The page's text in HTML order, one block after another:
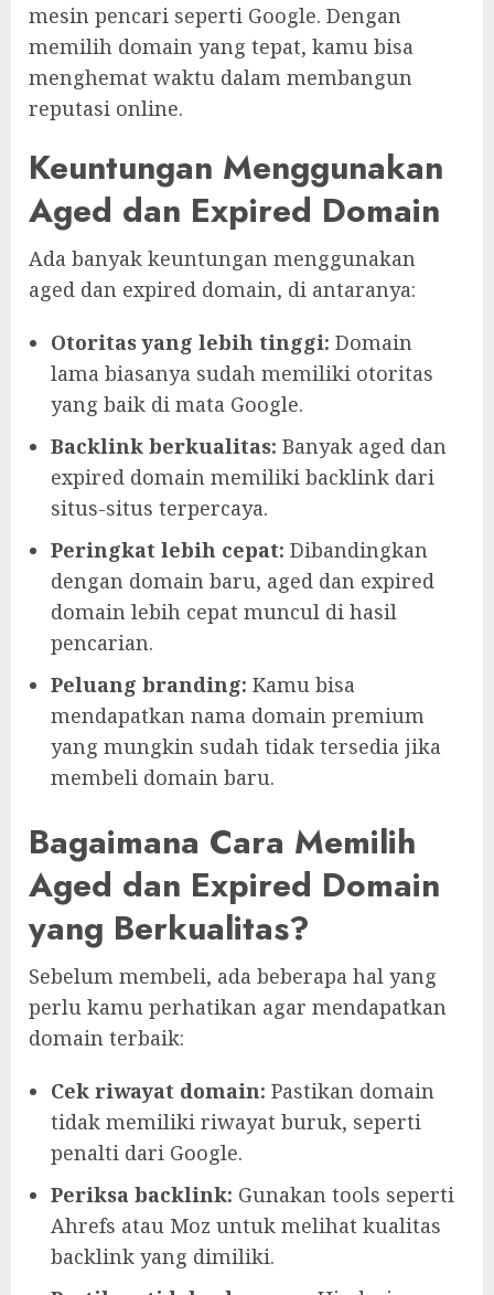
mesin pencari seperti Google. Dengan
memilih domain yang tepat, kamu bisa
menghemat waktu dalam membangun
reputasi online.
Keuntungan Menggunakan
Aged dan Expired Domain
Ada banyak keuntungan menggunakan
aged dan expired domain, di antaranya:
Otoritas yang lebih tinggi: Domain
lama biasanya sudah memiliki otoritas
yang baik di mata Google.
Backlink berkualitas: Banyak aged dan
expired domain memiliki backlink dari
situs-situs terpercaya.
Peringkat lebih cepat: Dibandingkan
dengan domain baru, aged dan expired
domain lebih cepat muncul di hasil
pencarian.
Peluang branding: Kamu bisa
mendapatkan nama domain premium
yang mungkin sudah tidak tersedia jika
membeli domain baru.
Bagaimana Cara Memilih
Aged dan Expired Domain
yang Berkualitas?
Sebelum membeli, ada beberapa hal yang
perlu kamu perhatikan agar mendapatkan
domain terbaik:
Cek riwayat domain: Pastikan domain
tidak memiliki riwayat buruk, seperti
penalti dari Google.
Periksa backlink: Gunakan tools seperti
Ahrefs atau Moz untuk melihat kualitas
backlink yang dimiliki.